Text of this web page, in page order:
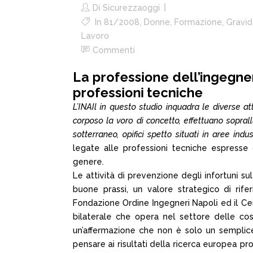
Di Sicurezzaoggi
In 81/2008 Donne Formazione
Lavoro
Commenti
La professione
professioni tecniche
L’INAIl in questo studio inquadra le diverse
corposo la voro di concetto, effettuano
sotterraneo, opifici spetto situati in aree
legate alle professioni tecniche
genere.
Le attività di prevenzione degli infortuni
buone prassi, un valore strategico di
Fondazione Ordine Ingegneri Napoli ed il
bilaterale che opera nel settore delle
un’affermazione che non è solo un
pensare ai risultati della ricerca europea